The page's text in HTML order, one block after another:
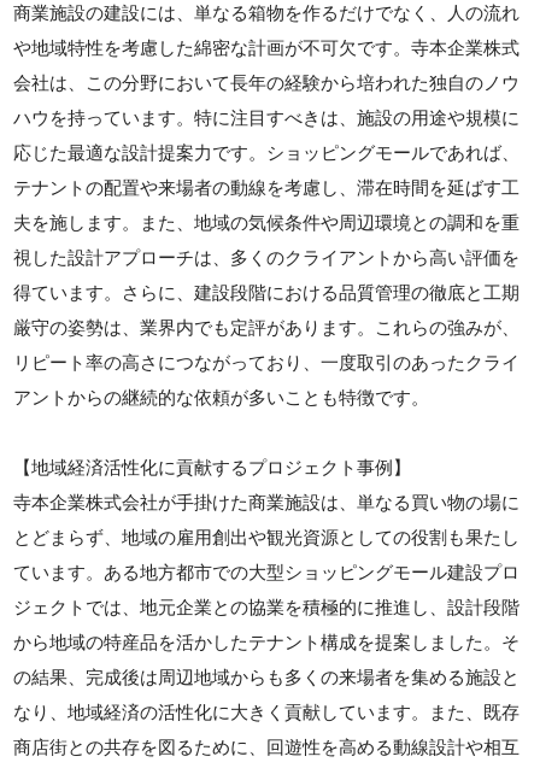
商業施設の建設には、単なる箱物を作るだけでなく、人の流れ
や地域特性を考慮した綿密な計画が不可欠です。寺本企業株式
会社は、この分野において長年の経験から培われた独自のノウ
ハウを持っています。特に注目すべきは、施設の用途や規模に
応じた最適な設計提案力です。ショッピングモールであれば、
テナントの配置や来場者の動線を考慮し、滞在時間を延ばす工
夫を施します。また、地域の気候条件や周辺環境との調和を重
視した設計アプローチは、多くのクライアントから高い評価を
得ています。さらに、建設段階における品質管理の徹底と工期
厳守の姿勢は、業界内でも定評があります。これらの強みが、
リピート率の高さにつながっており、一度取引のあったクライ
アントからの継続的な依頼が多いことも特徴です。
【地域経済活性化に貢献するプロジェクト事例】
寺本企業株式会社が手掛けた商業施設は、単なる買い物の場に
とどまらず、地域の雇用創出や観光資源としての役割も果たし
ています。ある地方都市での大型ショッピングモール建設プロ
ジェクトでは、地元企業との協業を積極的に推進し、設計段階
から地域の特産品を活かしたテナント構成を提案しました。そ
の結果、完成後は周辺地域からも多くの来場者を集める施設と
なり、地域経済の活性化に大きく貢献しています。また、既存
商店街との共存を図るために、回遊性を高める動線設計や相互